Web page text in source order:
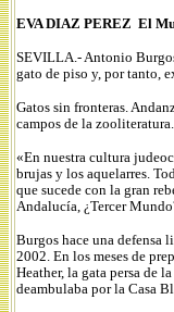
EVA DIAZ PEREZ El
SEVILLA.-Antonio
gato de piso y, por tanto,
Gatos sin fronteras.
campos de la
«En nuestra cultura
brujas y los aquelarres.
que sucede con la gran
Andalucía, ¿Tercer
Burgos hace una defensa
2002. En los meses de
Heather, la gata persa de
deambulaba por la Casa